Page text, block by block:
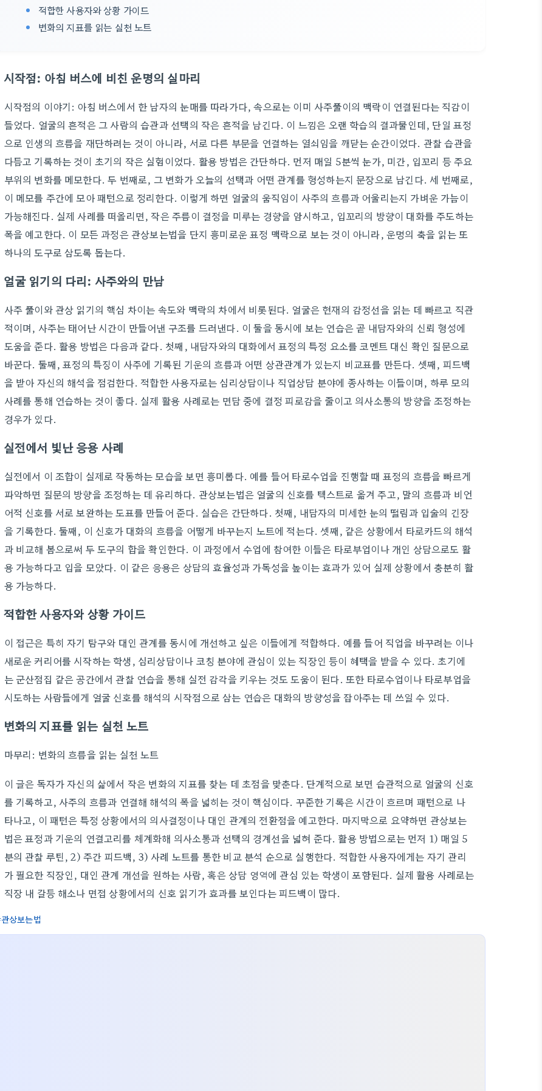
적합한 사용자와 상황 가이드
변화의 지표를 읽는 실천 노트
시작점: 아침 버스에 비친 운명의 실마리
시작점의 이야기: 아침 버스에서 한 남자의 눈매를 따라가다, 속으로는 이미 사주풀이의 맥락이 연결된다는 직감이
들었다. 얼굴의 흔적은 그 사람의 습관과 선택의 작은 흔적을 남긴다. 이 느낌은 오랜 학습의 결과물인데, 단일 표정
으로 인생의 흐름을 재단하려는 것이 아니라, 서로 다른 부문을 연결하는 열쇠임을 깨닫는 순간이었다. 관찰 습관을
다듬고 기록하는 것이 초기의 작은 실험이었다. 활용 방법은 간단하다. 먼저 매일 5분씩 눈가, 미간, 입꼬리 등 주요
부위의 변화를 메모한다. 두 번째로, 그 변화가 오늘의 선택과 어떤 관계를 형성하는지 문장으로 남긴다. 세 번째로,
이 메모를 주간에 모아 패턴으로 정리한다. 이렇게 하면 얼굴의 움직임이 사주의 흐름과 어울리는지 가벼운 가늠이
가능해진다. 실제 사례를 떠올리면, 작은 주름이 결정을 미루는 경향을 암시하고, 입꼬리의 방향이 대화를 주도하는
폭을 예고한다. 이 모든 과정은 관상보는법을 단지 흥미로운 표정 맥락으로 보는 것이 아니라, 운명의 축을 읽는 또
하나의 도구로 삼도록 돕는다.
얼굴 읽기의 다리: 사주와의 만남
사주 풀이와 관상 읽기의 핵심 차이는 속도와 맥락의 차에서 비롯된다. 얼굴은 현재의 감정선을 읽는 데 빠르고 직관
적이며, 사주는 태어난 시간이 만들어낸 구조를 드러낸다. 이 둘을 동시에 보는 연습은 곧 내담자와의 신뢰 형성에
도움을 준다. 활용 방법은 다음과 같다. 첫째, 내담자와의 대화에서 표정의 특정 요소를 코멘트 대신 확인 질문으로
바꾼다. 둘째, 표정의 특징이 사주에 기록된 기운의 흐름과 어떤 상관관계가 있는지 비교표를 만든다. 셋째, 피드백
을 받아 자신의 해석을 점검한다. 적합한 사용자로는 심리상담이나 직업상담 분야에 종사하는 이들이며, 하루 모의
사례를 통해 연습하는 것이 좋다. 실제 활용 사례로는 면담 중에 결정 피로감을 줄이고 의사소통의 방향을 조정하는
경우가 있다.
실전에서 빛난 응용 사례
실전에서 이 조합이 실제로 작동하는 모습을 보면 흥미롭다. 예를 들어 타로수업을 진행할 때 표정의 흐름을 빠르게
파악하면 질문의 방향을 조정하는 데 유리하다. 관상보는법은 얼굴의 신호를 텍스트로 옮겨 주고, 말의 흐름과 비언
어적 신호를 서로 보완하는 도표를 만들어 준다. 실습은 간단하다. 첫째, 내담자의 미세한 눈의 떨림과 입술의 긴장
을 기록한다. 둘째, 이 신호가 대화의 흐름을 어떻게 바꾸는지 노트에 적는다. 셋째, 같은 상황에서 타로카드의 해석
과 비교해 봄으로써 두 도구의 합을 확인한다. 이 과정에서 수업에 참여한 이들은 타로부업이나 개인 상담으로도 활
용 가능하다고 입을 모았다. 이 같은 응용은 상담의 효율성과 가독성을 높이는 효과가 있어 실제 상황에서 충분히 활
용 가능하다.
적합한 사용자와 상황 가이드
이 접근은 특히 자기 탐구와 대인 관계를 동시에 개선하고 싶은 이들에게 적합하다. 예를 들어 직업을 바꾸려는 이나
새로운 커리어를 시작하는 학생, 심리상담이나 코칭 분야에 관심이 있는 직장인 등이 혜택을 받을 수 있다. 초기에
는 군산점집 같은 공간에서 관찰 연습을 통해 실전 감각을 키우는 것도 도움이 된다. 또한 타로수업이나 타로부업을
시도하는 사람들에게 얼굴 신호를 해석의 시작점으로 삼는 연습은 대화의 방향성을 잡아주는 데 쓰일 수 있다.
변화의 지표를 읽는 실천 노트
마무리: 변화의 흐름을 읽는 실천 노트
이 글은 독자가 자신의 삶에서 작은 변화의 지표를 찾는 데 초점을 맞춘다. 단계적으로 보면 습관적으로 얼굴의 신호
를 기록하고, 사주의 흐름과 연결해 해석의 폭을 넓히는 것이 핵심이다. 꾸준한 기록은 시간이 흐르며 패턴으로 나
타나고, 이 패턴은 특정 상황에서의 의사결정이나 대인 관계의 전환점을 예고한다. 마지막으로 요약하면 관상보는
법은 표정과 기운의 연결고리를 체계화해 의사소통과 선택의 경계선을 넓혀 준다. 활용 방법으로는 먼저 1) 매일 5
분의 관찰 루틴, 2) 주간 피드백, 3) 사례 노트를 통한 비교 분석 순으로 실행한다. 적합한 사용자에게는 자기 관리
가 필요한 직장인, 대인 관계 개선을 원하는 사람, 혹은 상담 영역에 관심 있는 학생이 포함된다. 실제 활용 사례로는
직장 내 갈등 해소나 면접 상황에서의 신호 읽기가 효과를 보인다는 피드백이 많다.
관상보는법